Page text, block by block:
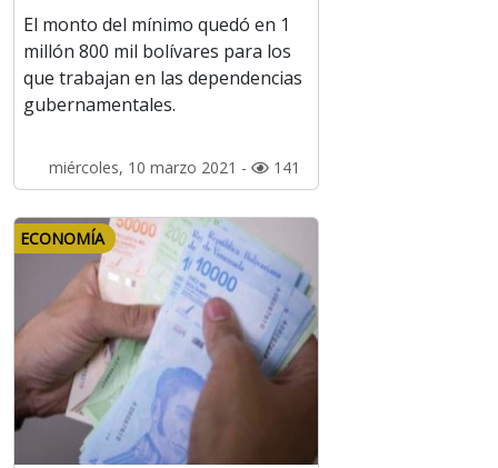
El monto del mínimo quedó en 1
millón 800 mil bolívares para los
que trabajan en las dependencias
gubernamentales.
miércoles, 10 marzo 2021 - 141
ECONOMÍA